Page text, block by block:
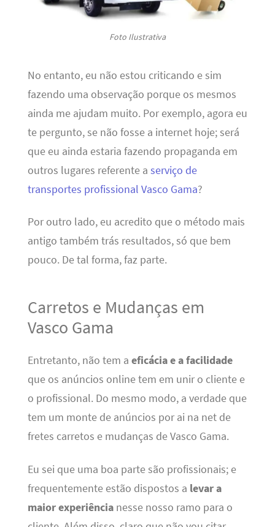
Foto Ilustrativa
No entanto, eu não estou criticando e sim
fazendo uma observação porque os mesmos
ainda me ajudam muito. Por exemplo, agora eu
te pergunto, se não fosse a internet hoje; será
que eu ainda estaria fazendo propaganda em
outros lugares referente a serviço de
transportes profissional Vasco Gama?
Por outro lado, eu acredito que o método mais
antigo também trás resultados, só que bem
pouco. De tal forma, faz parte.
Carretos e Mudanças em
Vasco Gama
Entretanto, não tem a eficácia e a facilidade
que os anúncios online tem em unir o cliente e
o profissional. Do mesmo modo, a verdade que
tem um monte de anúncios por ai na net de
fretes carretos e mudanças de Vasco Gama.
Eu sei que uma boa parte são profissionais; e
frequentemente estão dispostos a levar a
maior experiêncianesse nosso ramo para o